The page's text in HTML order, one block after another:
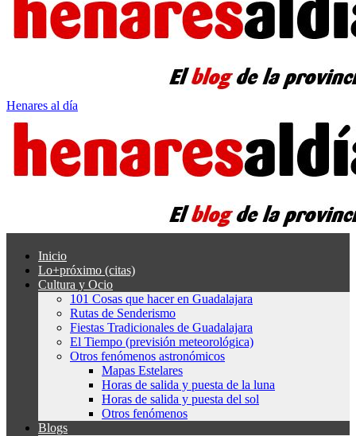
Henares al día
Inicio
Lo+próximo (citas)
Cultura y Ocio
101 Cosas que hacer en Guadalajara
Rutas de Senderismo
Fiestas Tradicionales de Guadalajara
El Tiempo (previsión meteorológica)
Otros fenómenos astronómicos
Mapas Estelares
Horas de salida y puesta de la luna
Horas de salida y puesta del sol
Otros fenómenos
Blogs